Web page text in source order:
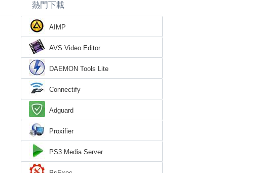
熱門下載
AIMP
AVS Video Editor
DAEMON Tools Lite
Connectify
Adguard
Proxifier
PS3 Media Server